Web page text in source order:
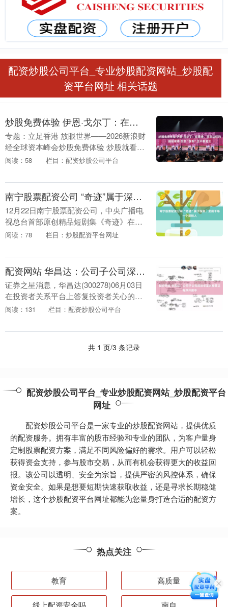
配资炒股公司平台_专业炒股配资网站_炒股配
资平台网址 相关话题
炒股免费体验 伊恩·戈尔丁：在香港、深圳这样的超级城市 创意“授粉”正不断发生
专题：立足香港 放眼世界——2026新浪财
经全球资本峰会炒股免费体验 炒股就看金
麒麟分析师研报，权威，专业，及时，全
由新....
阅读：58 栏目：配资炒股公司平台
南宁股票配资公司 “奇迹”属于深圳，更属于每一个深圳人
12月22日南宁股票配资公司，中央广播电
视总台首部原创精品短剧集《奇迹》在
CCTV-1黄金档首播。这部以深圳经济特区
中国式现....
阅读：78 栏目：炒股配资平台网址
配资网站 华昌达：公司子公司深圳华富达经营正有序开展中
证券之星消息，华昌达(300278)06月03日
在投资者关系平台上答复投资者关心的问
题。 投资者提问：尊敬的董秘，你好！贵
其....
阅读：131 栏目：配资炒股公司平台
共 1 页/3 条记录
配资炒股公司平台_专业炒股配资网站_炒股配资平台
网址
配资炒股公司平台是一家专业的炒股配资网站，提供优质
的配资服务。拥有丰富的股市经验和专业的团队，为客户量身
定制股票配资方案，满足不同风险偏好的需求。用户可以轻松
获得资金支持，参与股市交易，从而有机会获得更大的收益回
报。该公司以透明、安全为宗旨，提供严密的风控体系，确保
资金安全。如果是想要短期快速获取收益，还是寻求长期稳健
增长，这个炒股配资平台网址都能为您量身打造合适的配资方
案。
热点关注
教育 高质量
线上配资安全吗 南自